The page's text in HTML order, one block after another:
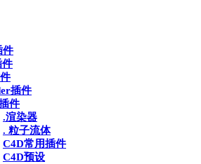
件
件
插件
件
.渲染器
. 粒子流体
C4D常用插件
C4D预设